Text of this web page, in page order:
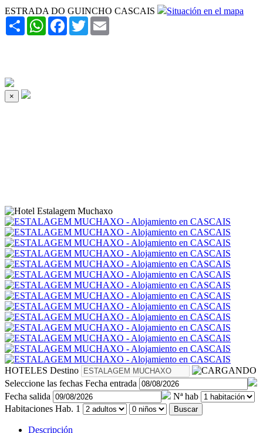
ESTRADA DO GUINCHO CASCAIS
Situación en el mapa
Share WhatsAppFacebook
Twitter
×
HOTELES Destino
Seleccione las fechas Fecha entrada
Fecha salida
Nª hab
Habitaciones Hab. 1 Buscar
Descripción